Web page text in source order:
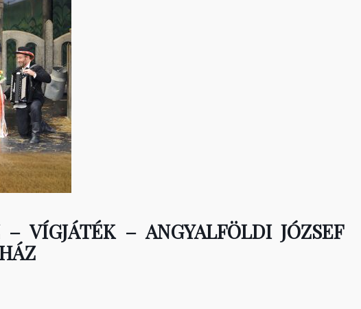
VÍGJÁTÉK – ANGYALFÖLDI JÓZSEF